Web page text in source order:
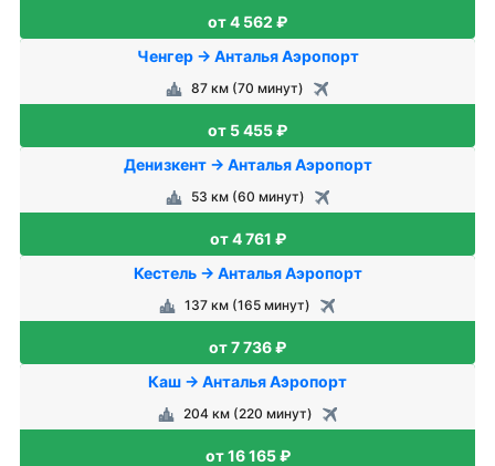
от 4 562 ₽
Ченгер → Анталья Аэропорт
87 км (70 минут)
от 5 455 ₽
Денизкент → Анталья Аэропорт
53 км (60 минут)
от 4 761 ₽
Кестель → Анталья Аэропорт
137 км (165 минут)
от 7 736 ₽
Каш → Анталья Аэропорт
204 км (220 минут)
от 16 165 ₽